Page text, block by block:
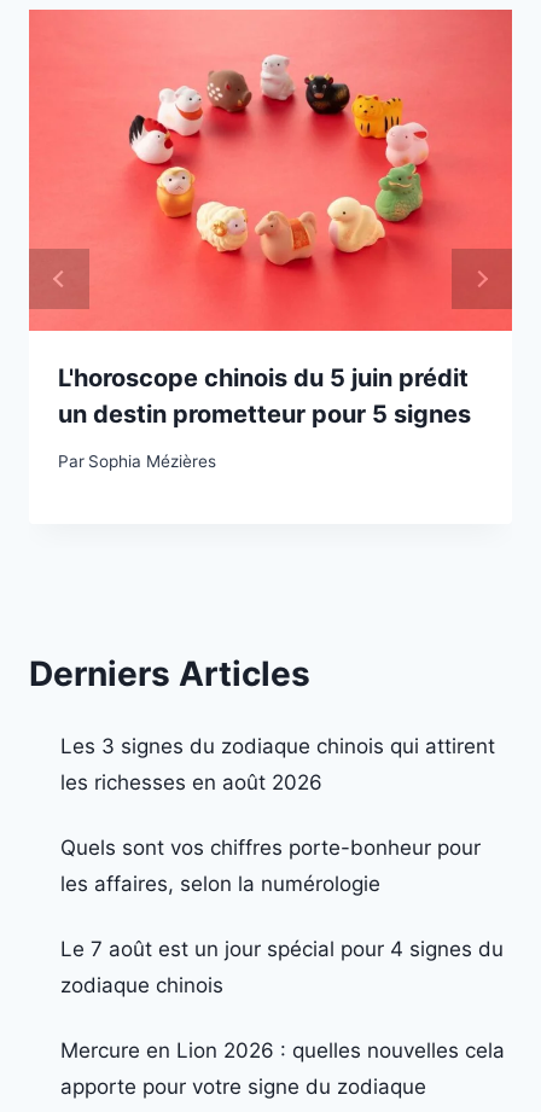
L'horoscope chinois du 5 juin prédit
un destin prometteur pour 5 signes
Par Sophia Mézières
Derniers Articles
Les 3 signes du zodiaque chinois qui attirent
les richesses en août 2026
Quels sont vos chiffres porte-bonheur pour
les affaires, selon la numérologie
Le 7 août est un jour spécial pour 4 signes du
zodiaque chinois
Mercure en Lion 2026 : quelles nouvelles cela
apporte pour votre signe du zodiaque